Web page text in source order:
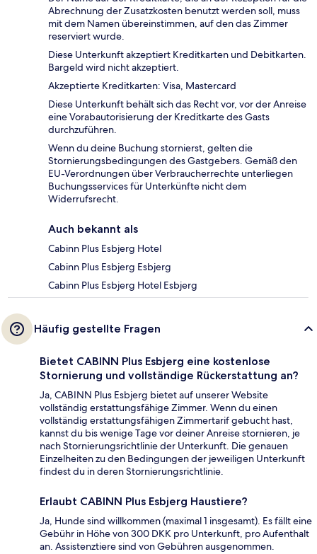
Abrechnung der Zusatzkosten benutzt werden soll, muss
mit dem Namen übereinstimmen, auf den das Zimmer
reserviert wurde.
Diese Unterkunft akzeptiert Kreditkarten und Debitkarten.
Bargeld wird nicht akzeptiert.
Akzeptierte Kreditkarten: Visa, Mastercard
Diese Unterkunft behält sich das Recht vor, vor der Anreise
eine Vorabautorisierung der Kreditkarte des Gasts
durchzuführen.
Wenn du deine Buchung stornierst, gelten die
Stornierungsbedingungen des Gastgebers. Gemäß den
EU-Verordnungen über Verbraucherrechte unterliegen
Buchungsservices für Unterkünfte nicht dem
Widerrufsrecht.
Auch bekannt als
Cabinn Plus Esbjerg Hotel
Cabinn Plus Esbjerg Esbjerg
Cabinn Plus Esbjerg Hotel Esbjerg
Häufig gestellte Fragen
Bietet CABINN Plus Esbjerg eine kostenlose
Stornierung und vollständige Rückerstattung an?
Ja, CABINN Plus Esbjerg bietet auf unserer Website
vollständig erstattungsfähige Zimmer. Wenn du einen
vollständig erstattungsfähigen Zimmertarif gebucht hast,
kannst du bis wenige Tage vor deiner Anreise stornieren, je
nach Stornierungsrichtlinie der Unterkunft. Die genauen
Einzelheiten zu den Bedingungen der jeweiligen Unterkunft
findest du in deren Stornierungsrichtlinie.
Erlaubt CABINN Plus Esbjerg Haustiere?
Ja, Hunde sind willkommen (maximal 1 insgesamt). Es fällt eine
Gebühr in Höhe von 300 DKK pro Unterkunft, pro Aufenthalt
an. Assistenztiere sind von Gebühren ausgenommen.